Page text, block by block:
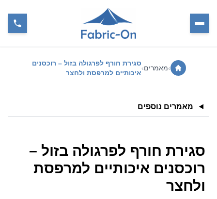
›מאמרים›
סגירת חורף לפרגולה בזול – רוכסנים
איכותיים למרפסת ולחצר
מאמרים נוספים
סגירת חורף לפרגולה בזול –
רוכסנים איכותיים למרפסת
ולחצר